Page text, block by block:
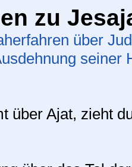
zu
über
über Ajat, zieht